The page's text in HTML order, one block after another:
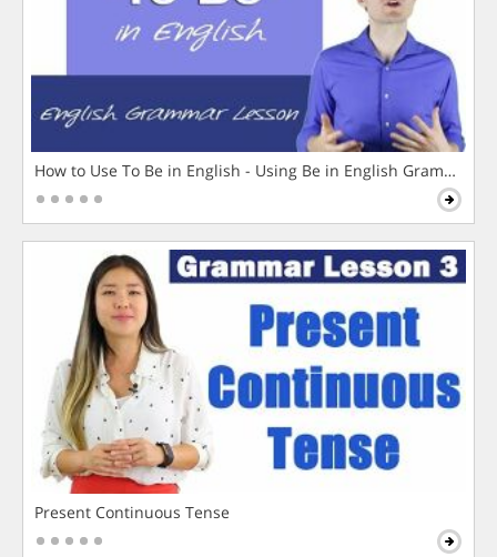
How to Use To Be in English - Using Be in English Grammar
Present Continuous Tense